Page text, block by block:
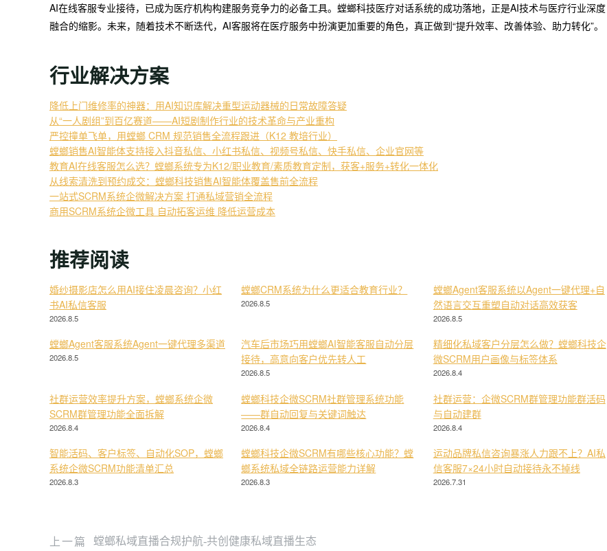
AI在线客服专业接待，已成为医疗机构构建服务竞争力的必备工具。螳螂科技医疗对话系统的成功落地，正是AI技术与医疗行业深度
融合的缩影。未来，随着技术不断迭代，AI客服将在医疗服务中扮演更加重要的角色，真正做到“提升效率、改善体验、助力转化”。
行业解决方案
降低上门维修率的神器：用AI知识库解决重型运动器械的日常故障答疑
从“一人剧组”到百亿赛道——AI短剧制作行业的技术革命与产业重构
严控撞单飞单，用螳螂 CRM 规范销售全流程跟进（K12 教培行业）
螳螂销售AI智能体支持接入抖音私信、小红书私信、视频号私信、快手私信、企业官网等
教育AI在线客服怎么选？螳螂系统专为K12/职业教育/素质教育定制，获客+服务+转化一体化
从线索清洗到预约成交：螳螂科技销售AI智能体覆盖售前全流程
一站式SCRM系统企微解决方案 打通私域营销全流程
商用SCRM系统企微工具 自动拓客运维 降低运营成本
推荐阅读
婚纱摄影店怎么用AI接住凌晨咨询？小红
书AI私信客服
2026.8.5
螳螂CRM系统为什么更适合教育行业？
2026.8.5
螳螂Agent客服系统以Agent一键代理+自
然语言交互重塑自动对话高效获客
2026.8.5
螳螂Agent客服系统Agent一键代理多渠道
2026.8.5
汽车后市场巧用螳螂AI智能客服自动分层
接待，高意向客户优先转人工
2026.8.5
精细化私域客户分层怎么做？螳螂科技企
微SCRM用户画像与标签体系
2026.8.4
社群运营效率提升方案，螳螂系统企微
SCRM群管理功能全面拆解
2026.8.4
螳螂科技企微SCRM社群管理系统功能
——群自动回复与关键词触达
2026.8.4
社群运营：企微SCRM群管理功能群活码
与自动建群
2026.8.4
智能活码、客户标签、自动化SOP，螳螂
系统企微SCRM功能清单汇总
2026.8.3
螳螂科技企微SCRM有哪些核心功能？螳
螂系统私域全链路运营能力详解
2026.8.3
运动品牌私信咨询暴涨人力跟不上？AI私
信客服7×24小时自动接待永不掉线
2026.7.31
上一篇 螳螂私域直播合规护航-共创健康私域直播生态